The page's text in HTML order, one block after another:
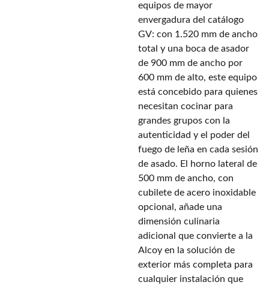
equipos de mayor
envergadura del catálogo
GV: con 1.520 mm de ancho
total y una boca de asador
de 900 mm de ancho por
600 mm de alto, este equipo
está concebido para quienes
necesitan cocinar para
grandes grupos con la
autenticidad y el poder del
fuego de leña en cada sesión
de asado. El horno lateral de
500 mm de ancho, con
cubilete de acero inoxidable
opcional, añade una
dimensión culinaria
adicional que convierte a la
Alcoy en la solución de
exterior más completa para
cualquier instalación que